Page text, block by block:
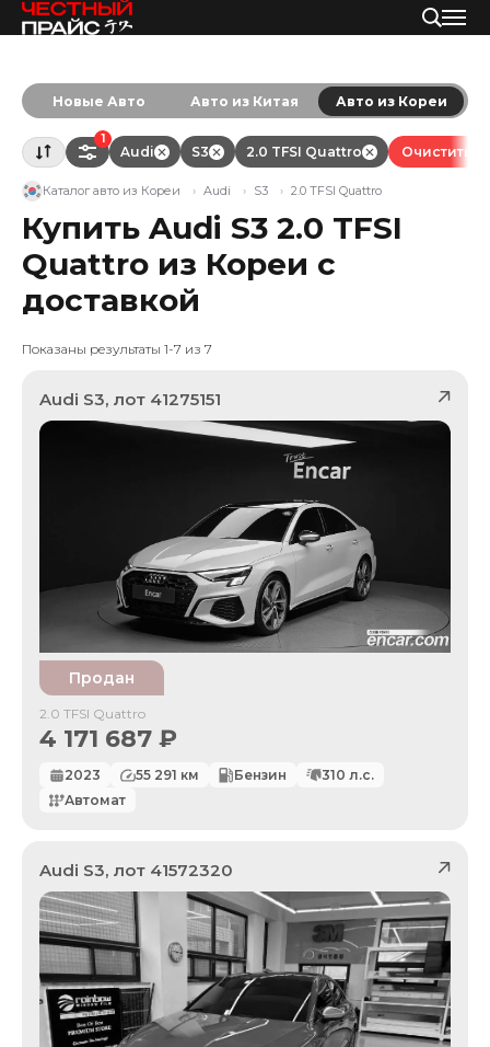
Новые Авто Авто из Китая Авто из Кореи
1
Audi S3 2.0 TFSI Quattro Очистить
Каталог авто из Кореи Audi S3 2.0 TFSI Quattro
Купить Audi S3 2.0 TFSI
Quattro из Кореи с
доставкой
Показаны результаты 1-7 из 7
Audi S3, лот 41275151
Продан
2.0 TFSI Quattro
4 171 687 ₽
2023 55 291 км Бензин 310 л.с.
Автомат
Audi S3, лот 41572320